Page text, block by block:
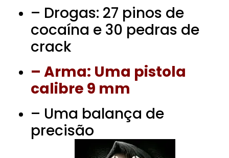
– Drogas: 27 pinos de
cocaína e 30 pedras de
crack
– Arma: Uma pistola
calibre 9 mm
– Uma balança de
precisão